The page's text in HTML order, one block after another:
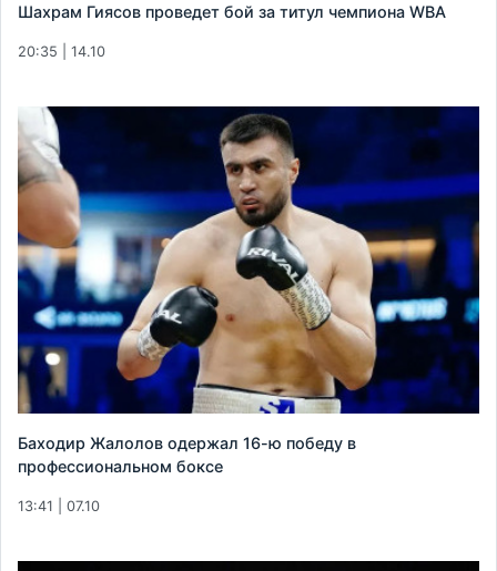
Шахрам Гиясов проведет бой за титул чемпиона WBA
20:35 | 14.10
Баходир Жалолов одержал 16-ю победу в
профессиональном боксе
13:41 | 07.10